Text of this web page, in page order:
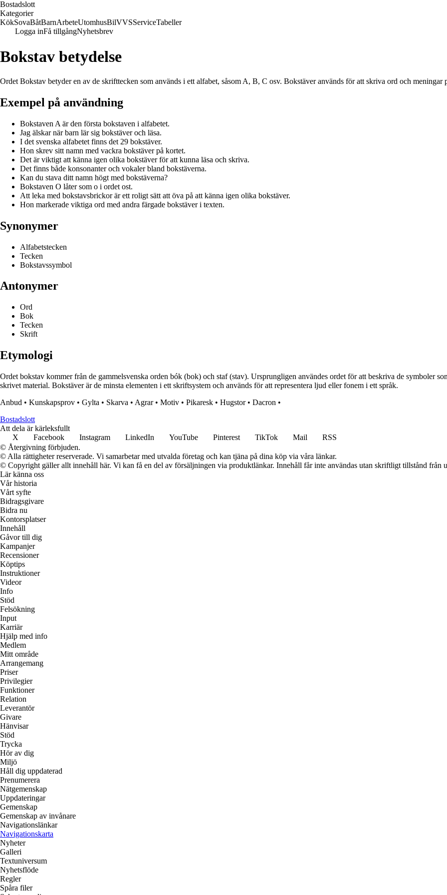
Bostadslott
Kategorier
KökSovaBåtBarnArbeteUtomhusBilVVSServiceTabeller
Logga inFå tillgångNyhetsbrev
Bokstav betydelse
Ordet Bokstav betyder en av de skrifttecken som används i ett alfabet, såsom A, B, C osv. Bokstäver används för att skriva ord och meningar
Exempel på användning
Bokstaven A är den första bokstaven i alfabetet.
Jag älskar när barn lär sig bokstäver och läsa.
I det svenska alfabetet finns det 29 bokstäver.
Hon skrev sitt namn med vackra bokstäver på kortet.
Det är viktigt att känna igen olika bokstäver för att kunna läsa och skriva.
Det finns både konsonanter och vokaler bland bokstäverna.
Kan du stava ditt namn högt med bokstäverna?
Bokstaven O låter som o i ordet ost.
Att leka med bokstavsbrickor är ett roligt sätt att öva på att känna igen olika bokstäver.
Hon markerade viktiga ord med andra färgade bokstäver i texten.
Synonymer
Alfabetstecken
Tecken
Bokstavssymbol
Antonymer
Ord
Bok
Tecken
Skrift
Etymologi
Ordet bokstav kommer från de gammelsvenska orden bók (bok) och staf (stav). Ursprungligen användes ordet för att beskriva de symboler
skrivet material. Bokstäver är de minsta elementen i ett skriftsystem och används för att representera ljud eller fonem i ett språk.
Anbud • Kunskapsprov • Gylta • Skarva • Agrar• Motiv • Pikaresk • Hugstor• Dacron •
Bostadslott
Att dela är kärleksfullt
X
Facebook Instagram LinkedIn YouTube Pinterest TikTok Mail
RSS
© Återgivning förbjuden.
© Alla rättigheter reserverade. Vi samarbetar med utvalda företag och kan tjäna på dina köp via våra länkar.
© Copyright gäller allt innehåll här. Vi kan få en del av försäljningen via produktlänkar. Innehåll får inte användas utan skriftligt tillstånd från
Lär känna oss
Vår historia
Vårt syfte
Bidragsgivare
Bidra nu
Kontorsplatser
Innehåll
Gåvor till dig
Kampanjer
Recensioner
Köptips
Instruktioner
Videor
Info
Stöd
Felsökning
Input
Karriär
Hjälp med info
Medlem
Mitt område
Arrangemang
Priser
Privilegier
Funktioner
Relation
Leverantör
Givare
Hänvisar
Stöd
Trycka
Hör av dig
Miljö
Håll dig uppdaterad
Prenumerera
Nätgemenskap
Uppdateringar
Gemenskap
Gemenskap av invånare
Navigationslänkar
Navigationskarta
Nyheter
Galleri
Textuniversum
Nyhetsflöde
Regler
Spåra filer